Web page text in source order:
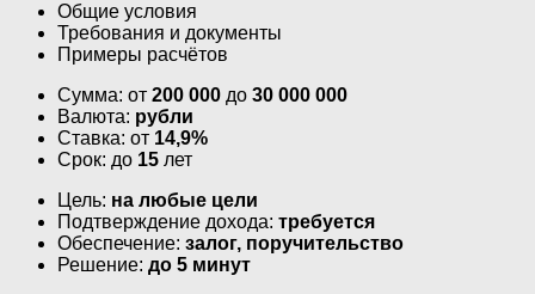
Общие условия
Требования и документы
Примеры расчётов
Сумма: от 200 000 до 30 000 000
Валюта: рубли
Ставка: от 14,9%
Срок: до 15 лет
Цель: на любые цели
Подтверждение дохода: требуется
Обеспечение: залог, поручительство
Решение: до 5 минут